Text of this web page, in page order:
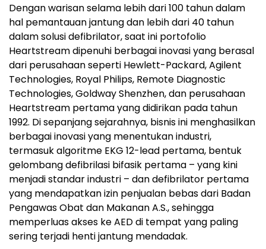
Dengan warisan selama lebih dari 100 tahun dalam
hal pemantauan jantung dan lebih dari 40 tahun
dalam solusi defibrilator, saat ini portofolio
Heartstream dipenuhi berbagai inovasi yang berasal
dari perusahaan seperti Hewlett-Packard, Agilent
Technologies, Royal Philips, Remote Diagnostic
Technologies, Goldway Shenzhen, dan perusahaan
Heartstream pertama yang didirikan pada tahun
1992. Di sepanjang sejarahnya, bisnis ini menghasilkan
berbagai inovasi yang menentukan industri,
termasuk algoritme EKG 12-lead pertama, bentuk
gelombang defibrilasi bifasik pertama – yang kini
menjadi standar industri – dan defibrilator pertama
yang mendapatkan izin penjualan bebas dari Badan
Pengawas Obat dan Makanan A.S., sehingga
memperluas akses ke AED di tempat yang paling
sering terjadi henti jantung mendadak.